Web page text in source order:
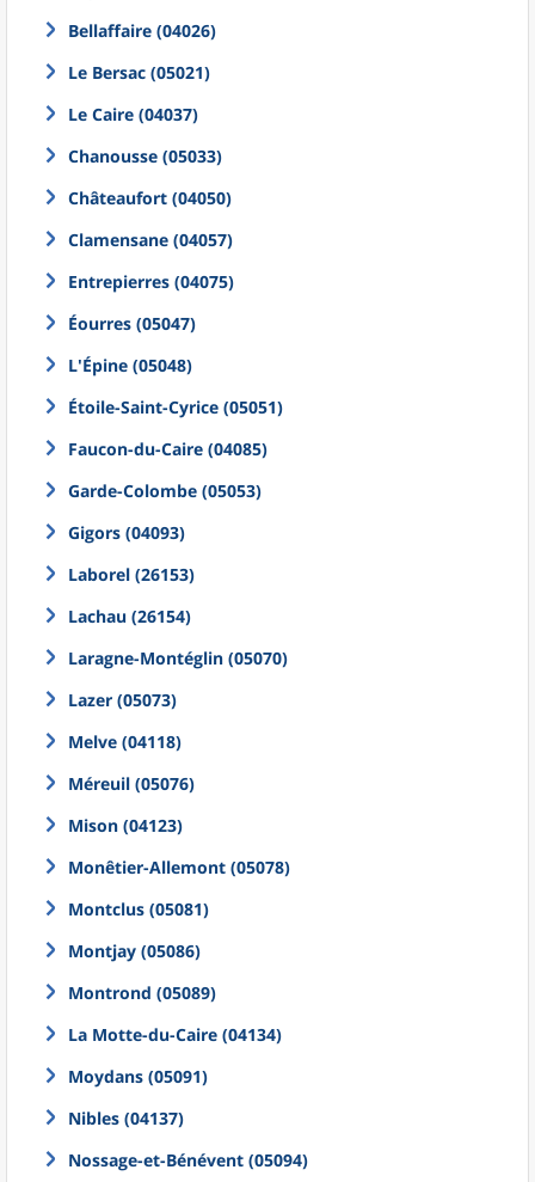
Bellaffaire (04026)
Le Bersac (05021)
Le Caire (04037)
Chanousse (05033)
Châteaufort (04050)
Clamensane (04057)
Entrepierres (04075)
Éourres (05047)
L'Épine (05048)
Étoile-Saint-Cyrice (05051)
Faucon-du-Caire (04085)
Garde-Colombe (05053)
Gigors (04093)
Laborel (26153)
Lachau (26154)
Laragne-Montéglin (05070)
Lazer (05073)
Melve (04118)
Méreuil (05076)
Mison (04123)
Monêtier-Allemont (05078)
Montclus (05081)
Montjay (05086)
Montrond (05089)
La Motte-du-Caire (04134)
Moydans (05091)
Nibles (04137)
Nossage-et-Bénévent (05094)